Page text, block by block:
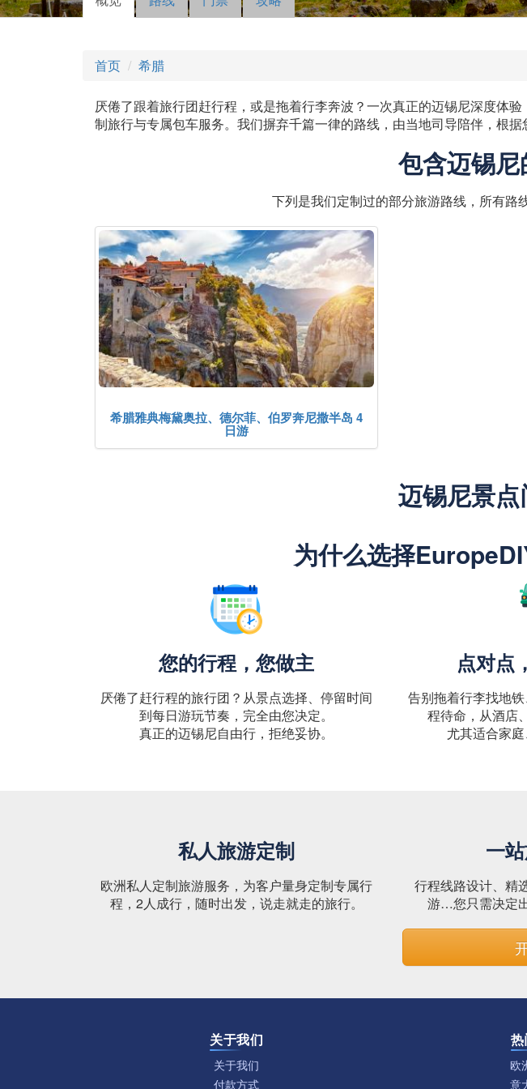
主标签
动标
首页 希腊
厌倦了跟着旅行团赶行程，或是拖着行李奔波？一次真正的迈锡尼深度体
制旅行与专属包车服务。我们摒弃千篇一律的路线，由当地司导陪伴，根
包含迈锡
下列是我们定制过的部分旅游路线，所有路
希腊雅典梅黛奥拉、德尔菲、伯罗奔尼撒半岛 4
日游
迈锡尼景
为什么选择
您的行程，您做主
厌倦了赶行程的旅行团？从景点选择、停留时间
到每日游玩节奏，完全由您决定。
真正的迈锡尼自由行，拒绝妥协。
点对点
告别拖着行李找地
程待命，从酒店
尤其适合家庭
私人旅游定制
欧洲私人定制旅游服务，为客户量身定制专属行
程，2人成行，随时出发，说走就走的旅行。
一
行程线路设计、精
游…您只需决定
关于我们
关于我们
付款方式
欧
意